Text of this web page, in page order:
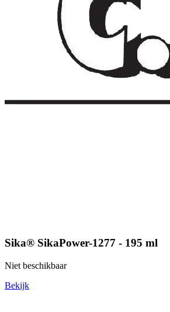
Sika® SikaPower-1277 - 195 ml
Niet beschikbaar
Bekijk